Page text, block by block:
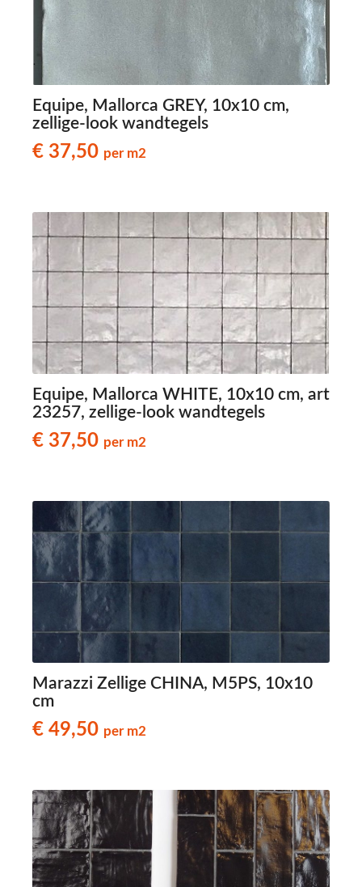
Equipe, Mallorca GREY, 10x10 cm,
zellige-look wandtegels
€ 37,50 per m2
Equipe, Mallorca WHITE, 10x10 cm, art
23257, zellige-look wandtegels
€ 37,50 per m2
Marazzi Zellige CHINA, M5PS, 10x10
cm
€ 49,50 per m2